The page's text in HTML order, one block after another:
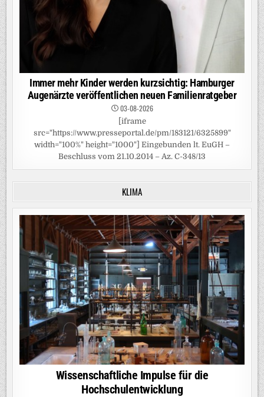
Immer mehr Kinder werden kurzsichtig: Hamburger
Augenärzte veröffentlichen neuen Familienratgeber
03-08-2026
[iframe
src="https://www.presseportal.de/pm/183121/6325899"
width="100%" height="1000"] Eingebunden lt. EuGH –
Beschluss vom 21.10.2014 – Az. C-348/13
KLIMA
Wissenschaftliche Impulse für die
Hochschulentwicklung